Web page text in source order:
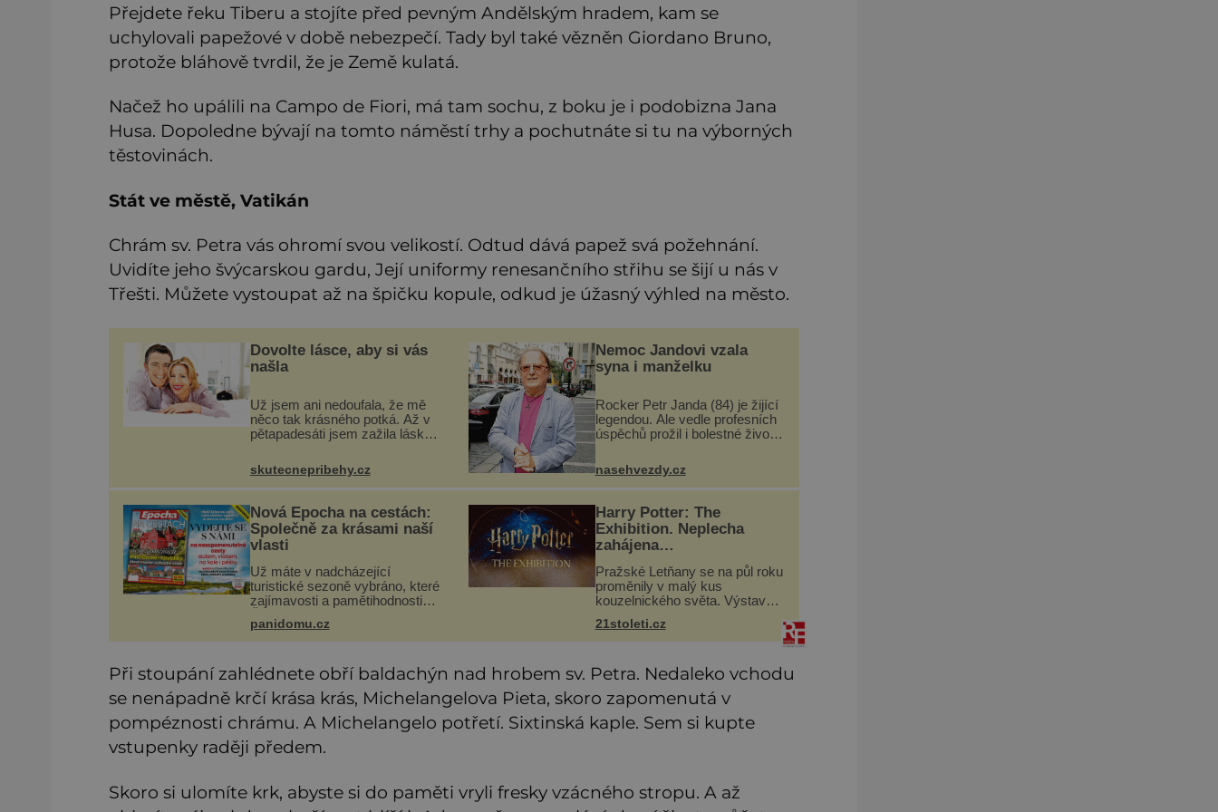
Přejdete řeku Tiberu a stojíte před pevným Andělským hradem, kam se
uchylovali papežové v době nebezpečí. Tady byl také vězněn Giordano Bruno,
protože bláhově tvrdil, že je Země kulatá.
Načež ho upálili na Campo de Fiori, má tam sochu, z boku je i podobizna Jana
Husa. Dopoledne bývají na tomto náměstí trhy a pochutnáte si tu na výborných
těstovinách.
Stát ve městě, Vatikán
Chrám sv. Petra vás ohromí svou velikostí. Odtud dává papež svá požehnání.
Uvidíte jeho švýcarskou gardu, Její uniformy renesančního střihu se šijí u nás v
Třešti. Můžete vystoupat až na špičku kopule, odkud je úžasný výhled na město.
Dovolte lásce, aby si vás
našla
Už jsem ani nedoufala, že mě
něco tak krásného potká. Až v
pětapadesáti jsem zažila lásku
se vdávala, když mi bylo
dvacet. Oba jsme byli mladí a
byl to tak říkajíc sňatek
skutecnepribehy.cz
Nemoc Jandovi vzala
syna i manželku
Rocker Petr Janda (84) je žijící
legendou. Ale vedle profesních
úspěchů prožil i bolestné životní
zkoušky. Zpěvák Petr Janda
(84), frontman skupiny
Olympic, je otcem celkem pěti
dětí. Přestože se můž
nasehvezdy.cz
Nová Epocha na cestách:
Společně za krásami naší
vlasti
Už máte v nadcházející
turistické sezoně vybráno, které
zajímavosti a pamětihodnosti
prodeji je právě nové číslo
Epochy na cestách, které vám
panidomu.cz
Harry Potter: The
Exhibition. Neplecha
zahájena…
Pražské Letňany se na půl roku
proměnily v malý kus
kouzelnického světa. Výstava
přivezla do Česka originální
filmové kostýmy a rekvizity,
21stoleti.cz
Při stoupání zahlédnete obří baldachýn nad hrobem sv. Petra. Nedaleko vchodu
se nenápadně krčí krása krás, Michelangelova Pieta, skoro zapomenutá v
pompéznosti chrámu. A Michelangelo potřetí. Sixtinská kaple. Sem si kupte
vstupenky raději předem.
Skoro si ulomíte krk, abyste si do paměti vryli fresky vzácného stropu. A až